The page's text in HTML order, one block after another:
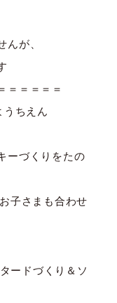
んが、
＝＝＝＝＝
ちえん
ーづくりをたの
子さまも合わせ
ードづくり＆ソ